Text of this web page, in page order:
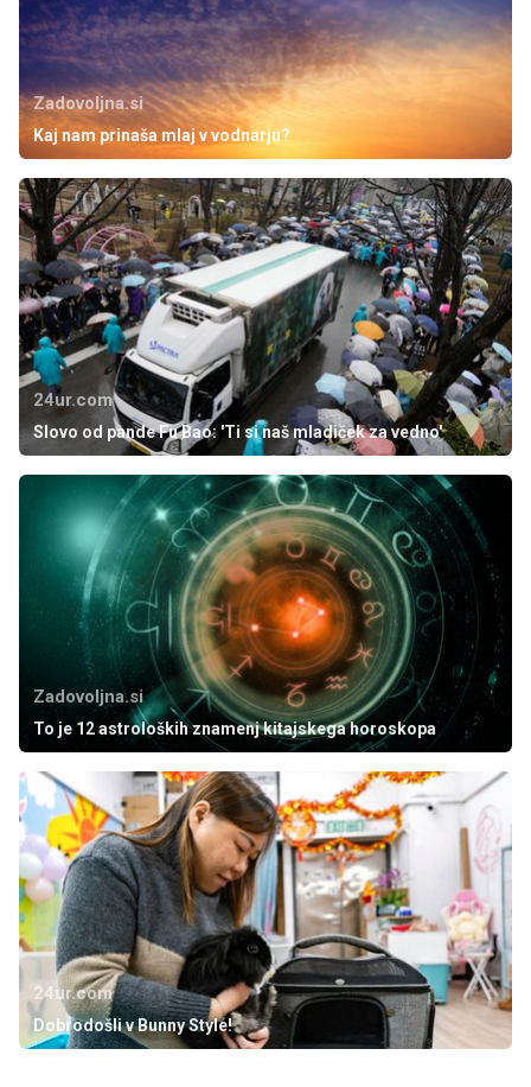
Zadovoljna.si
Kaj nam prinaša mlaj v vodnarju?
24ur.com
Slovo od pande Fu Bao: 'Ti si naš mladiček za vedno'
Zadovoljna.si
To je 12 astroloških znamenj kitajskega horoskopa
24ur.com
Dobrodošli v Bunny Style!